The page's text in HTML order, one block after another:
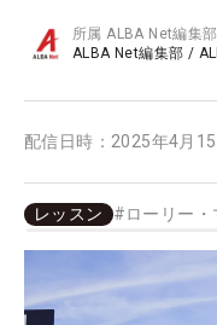
所属ALBA Net編集部
ALBA Net編集部 /
配信日時： 2025年4月
レッスン #ローリー・